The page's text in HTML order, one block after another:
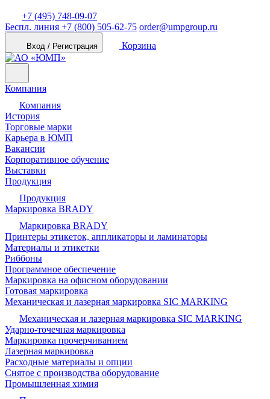
+7 (495) 748-09-07
Беспл. линия +7 (800) 505-62-75 order@umpgroup.ru
Вход / Регистрация Корзина
Компания
Компания
История
Торговые марки
Карьера в ЮМП
Вакансии
Корпоративное обучение
Выставки
Продукция
Продукция
Маркировка BRADY
Маркировка BRADY
Принтеры этикеток, аппликаторы и ламинаторы
Материалы и этикетки
Риббоны
Программное обеспечение
Маркировка на офисном оборудовании
Готовая маркировка
Механическая и лазерная маркировка SIC MARKING
Механическая и лазерная маркировка SIC MARKING
Ударно-точечная маркировка
Маркировка прочерчиванием
Лазерная маркировка
Расходные материалы и опции
Снятое с производства оборудование
Промышленная химия